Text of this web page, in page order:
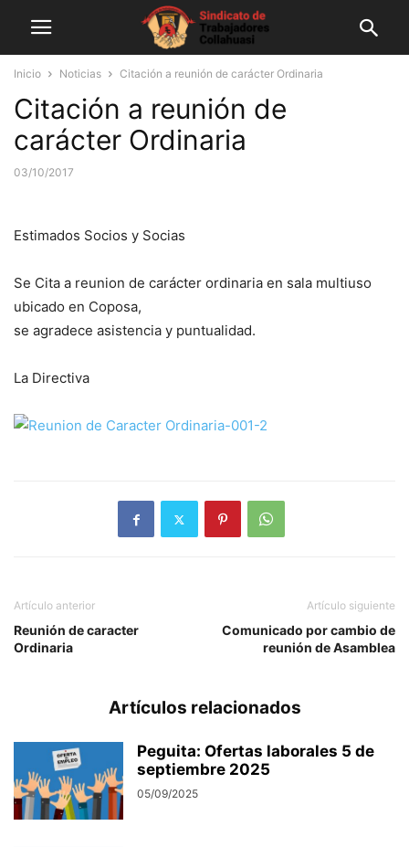
Inicio Noticias Citación a reunión de carácter Ordinaria
Citación a reunión de
carácter Ordinaria
03/10/2017
Estimados Socios y Socias
Se Cita a reunion de carácter ordinaria en sala multiuso
ubicado en Coposa,
se agradece asistencia y puntualidad.
La Directiva
Artículo anterior
Reunión de caracter
Ordinaria
Artículo siguiente
Comunicado por cambio de
reunión de Asamblea
Artículos relacionados
Peguita: Ofertas laborales 5 de
septiembre 2025
05/09/2025